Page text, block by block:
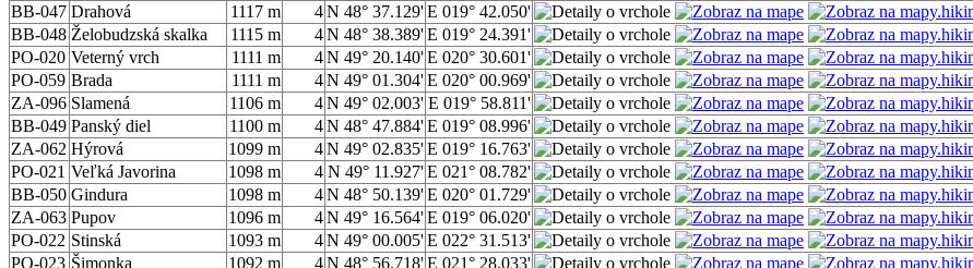
BB-047 Drahová 1117 m 4N 48° 37.129'E 019° 42.050'
BB-048 Želobudzská skalka 1115 m 4N 48° 38.389'E 019° 24.391'
PO-020 Veterný vrch 1111 m 4N 49° 20.140'E 020° 30.601'
PO-059 Brada 1111 m 4N 49° 01.304'E 020° 00.969'
ZA-096 Slamená 1106 m 4N 49° 02.003' E 019° 58.811'
BB-049 Panský diel 1100 m 4N 48° 47.884'E 019° 08.996'
ZA-062 Hýrová 1099 m 4N 49° 02.835'E 019° 16.763'
PO-021 Veľká Javorina 1098 m 4 N 49° 11.927'E 021° 08.782'
BB-050 Gindura 1098 m 4N 48° 50.139'E 020° 01.729'
ZA-063 Pupov 1096 m 4N 49° 16.564'E 019° 06.020'
PO-022 Stinská 1093 m 4N 49° 00.005'E 022° 31.513'
PO-023 Šimonka 1092 m 4N 48° 56.718'E 021° 28.033'